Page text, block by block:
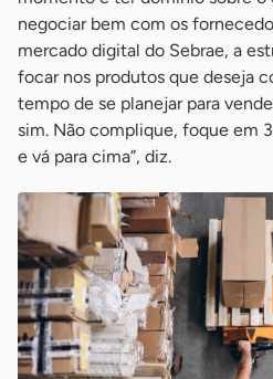
negociar bem com os
mercado digital do Sebrae, a
focar nos produtos que deseja
tempo de se planejar para
sim. Não complique, foque em
e vá para cima”, diz.